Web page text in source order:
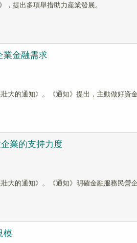
提出多項舉措助力産業發展。
業金融需求
大的通知》。《通知》提出，主動做好資
業的支持力度
大的通知》。《通知》明確金融服務民營
模